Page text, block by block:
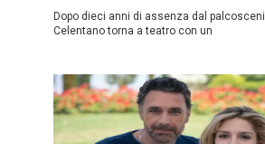
Dopo dieci anni di assenza dal
Celentano torna a teatro con un